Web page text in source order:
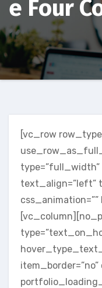
e Four
[vc_row
type=”full_width”
text_align=”left”
item_border=”no”